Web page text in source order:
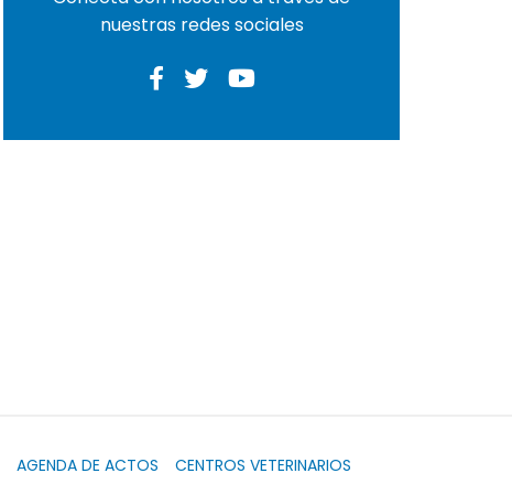
nuestras redes sociales
AGENDA DE ACTOS
CENTROS VETERINARIOS